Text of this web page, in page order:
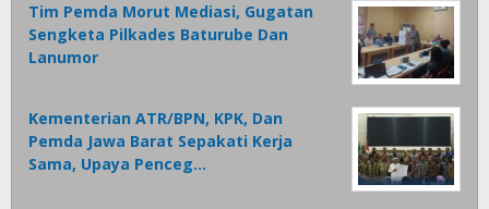
Tim Pemda Morut Mediasi, Gugatan
Sengketa Pilkades Baturube Dan
Lanumor
Kementerian ATR/BPN, KPK, Dan
Pemda Jawa Barat Sepakati Kerja
Sama, Upaya Penceg…